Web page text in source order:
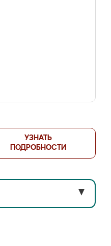
УЗНАТЬ
ПОДРОБНОСТИ
▼